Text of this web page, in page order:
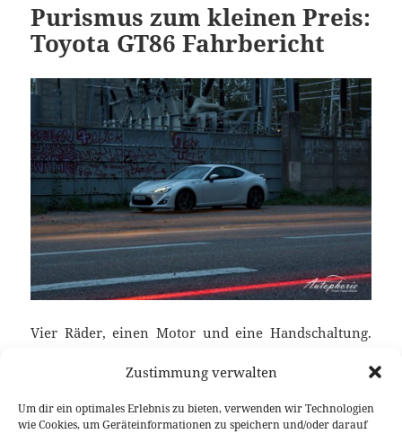
Zustimmung verwalten
Um dir ein optimales Erlebnis zu bieten, verwenden wir Technologien
wie Cookies, um Geräteinformationen zu speichern und/oder darauf
Purismus zum kleinen Preis:
Toyota GT86 Fahrbericht
Vier Räder, einen Motor und eine Handschaltung.
mich ganz ehrlich, auch beim GT86 nicht
das echte und wahre Fahrgefühl erleben, der Straße